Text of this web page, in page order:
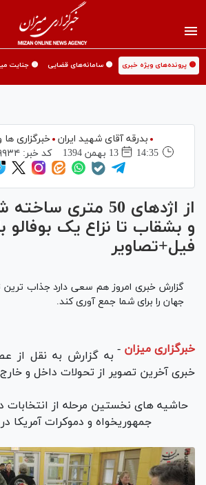
🟡 پرونده‌های ویژه خبری 🟡 سامانه‌های قضایی 🟡 جنایت
بدرقه آقای شهید ایران
خبرگزاری
14:35
13 بهمن 1394 کد خبر:
از اژدهای 50 متری
و بشقاب تا نزاع یک بوفالو
فیل+تصاویر
گزارش خبری امروز هم سعی دارد جذاب ترین
جهان را برای شما جمع آوری کند.
خبرگزاری میزان - به گزارش به نقل از
خبری آخرین تصویر از تحولات داخل و خارج
حاشیه های نخستین مرحله از
جمهوریخواه و دموکرات آمریکا در